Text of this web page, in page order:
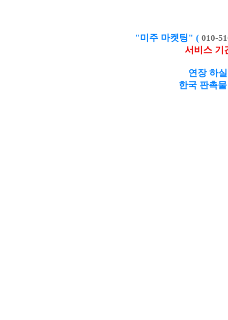
"미주 마켓팅" ( 010-
서비스 기
연장 하
한국 판촉